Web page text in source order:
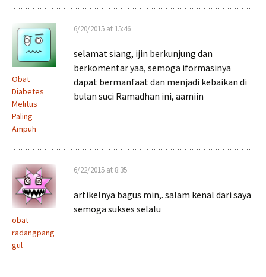
Obat
Diabetes
Melitus
Paling
Ampuh
6/20/2015 at 15:46
selamat siang, ijin berkunjung dan
berkomentar yaa, semoga iformasinya
dapat bermanfaat dan menjadi kebaikan di
bulan suci Ramadhan ini, aamiin
obat
radangpang
gul
6/22/2015 at 8:35
artikelnya bagus min,. salam kenal dari saya
semoga sukses selalu